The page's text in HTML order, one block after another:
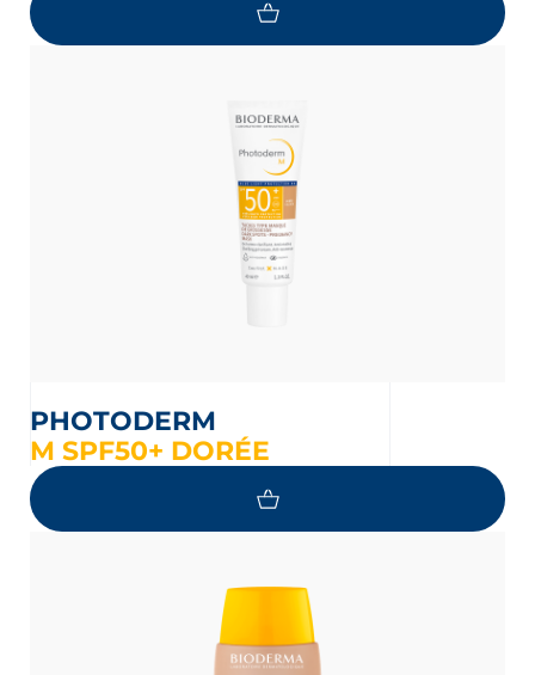
PHOTODERM
M SPF50+ DORÉE